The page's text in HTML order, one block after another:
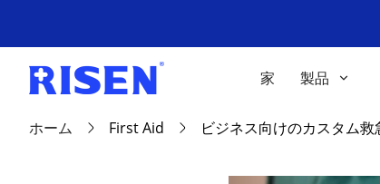
家 製品
ホーム First Aid ビジネス向けのカスタム